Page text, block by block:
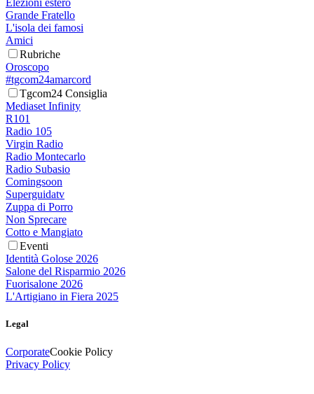
Elezioni estero
Grande Fratello
L'isola dei famosi
Amici
Rubriche
Oroscopo
#tgcom24amarcord
Tgcom24 Consiglia
Mediaset Infinity
R101
Radio 105
Virgin Radio
Radio Montecarlo
Radio Subasio
Comingsoon
Superguidatv
Zuppa di Porro
Non Sprecare
Cotto e Mangiato
Eventi
Identità Golose 2026
Salone del Risparmio 2026
Fuorisalone 2026
L'Artigiano in Fiera 2025
Legal
CorporateCookie Policy
Privacy Policy